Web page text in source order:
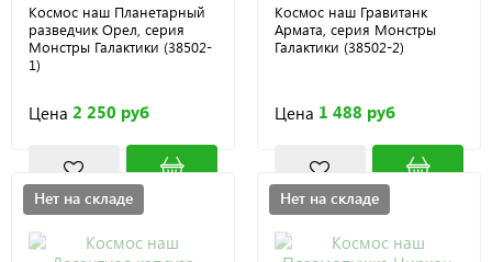
Космос наш Планетарный
разведчик Орел, серия
Монстры Галактики (38502-
1)
Цена 2 250 руб
Космос наш Гравитанк
Армата, серия Монстры
Галактики (38502-2)
Цена 1 488 руб
Нет на складе Нет на складе